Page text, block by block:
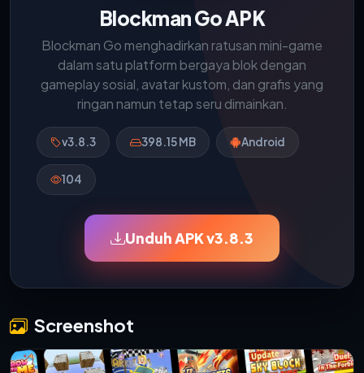
Blockman Go APK
Blockman Go menghadirkan ratusan mini-game
dalam satu platform bergaya blok dengan
gameplay sosial, avatar kustom, dan grafis yang
ringan namun tetap seru dimainkan.
v3.8.3 398.15 MB Android
104
Unduh APK v3.8.3
Screenshot